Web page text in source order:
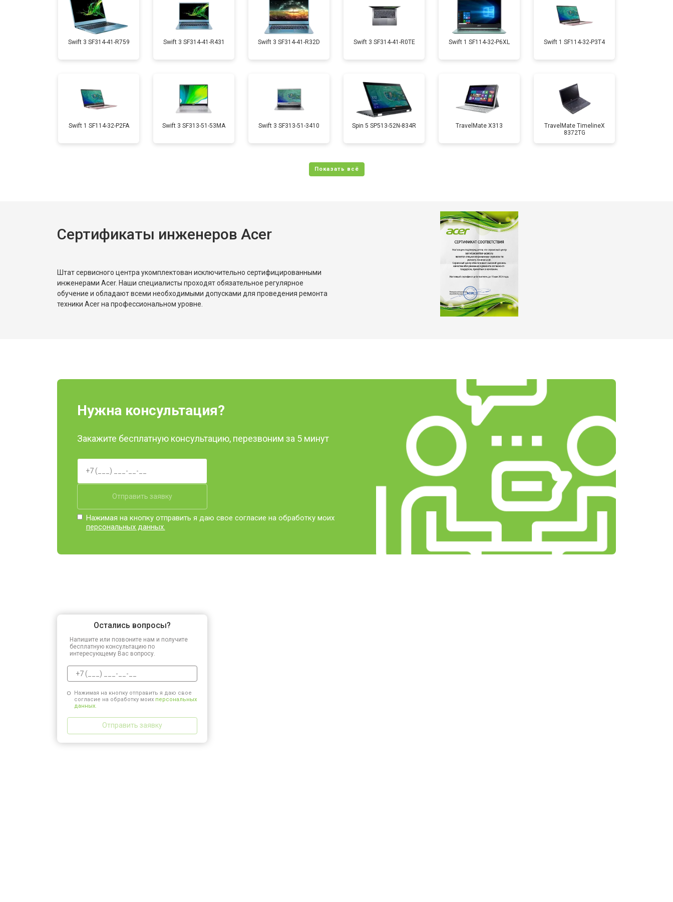
Замена микрофона от 1950 ₽
Замена кулера от 50 мин от 1950 ₽ Заказать
Замена HDMI порта от 50 мин от 1750 ₽ Заказать
Замена матрицы от 110 мин от 3950 ₽ Заказать
от 60 мин
от 1450 ₽
Swift 3 SF314-41-R759 Swift 3 SF314-41-R431 Swift 3 SF314-41-R32D Swift 3 SF314-41-R0TE Swift 1 SF114-32-P6XL Swift 1 SF114-32-P3T4
Swift 1 SF114-32-P2FA Swift 3 SF313-51-53MA Swift 3 SF313-51-3410 Spin 5 SP513-52N-834R TravelMate X313
TravelMate TimelineX
8372TG
Сертификаты инженеров Acer
Штат сервисного центра укомплектован исключительно сертифицированными
инженерами Acer. Наши специалисты проходят обязательное регулярное
обучение и обладают всеми необходимыми допусками для проведения ремонта
техники Acer на профессиональном уровне.
Нужна консультация?
Закажите бесплатную консультацию, перезвоним за 5 минут
Отправить заявку
Нажимая на кнопку отправить я даю свое согласие на обработку моих
персональных данных.
Остались вопросы?
Напишите или позвоните нам и получите
бесплатную консультацию по
интересующему Вас вопросу.
Нажимая на кнопку отправить я даю свое
согласие на обработку моих персональных
данных.
Отправить заявку